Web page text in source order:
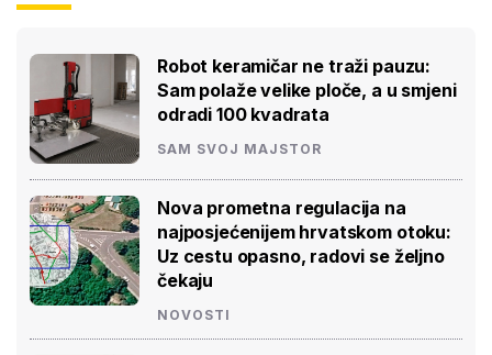
Robot keramičar ne traži pauzu:
Sam polaže velike ploče, a u smjeni
odradi 100 kvadrata
SAM SVOJ MAJSTOR
Nova prometna regulacija na
najposjećenijem hrvatskom otoku:
Uz cestu opasno, radovi se željno
čekaju
NOVOSTI